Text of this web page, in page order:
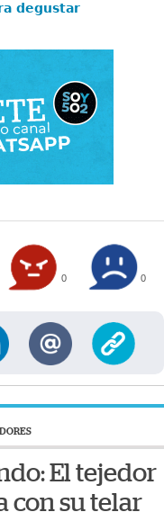
degustar
0 0
El tejedor
con su telar